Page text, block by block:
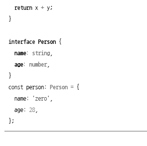
return x + y;
}
interface Person {
name: string,
age: number,
}
const person: Person = {
name: 'zero'
age: 28,
};